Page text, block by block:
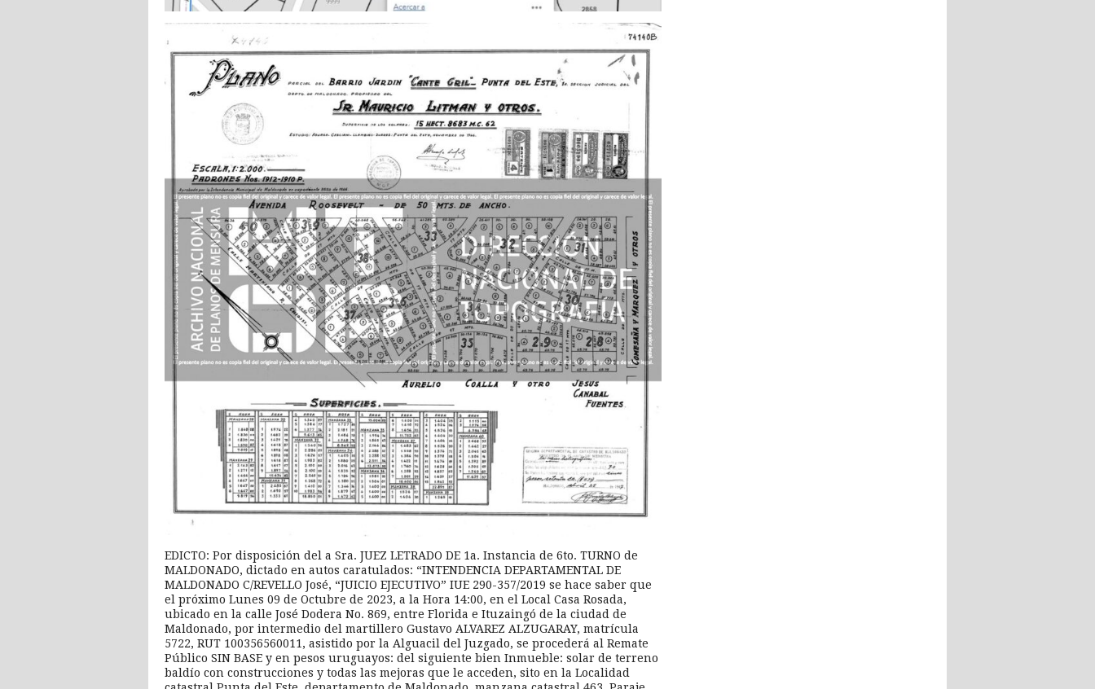
EDICTO: Por disposición del a Sra. JUEZ LETRADO DE 1a. Instancia de 6to. TURNO de
MALDONADO, dictado en autos caratulados: “INTENDENCIA DEPARTAMENTAL DE
MALDONADO C/REVELLO José, “JUICIO EJECUTIVO” IUE 290-357/2019 se hace saber que
el próximo Lunes 09 de Octubre de 2023, a la Hora 14:00, en el Local Casa Rosada,
ubicado en la calle José Dodera No. 869, entre Florida e Ituzaingó de la ciudad de
Maldonado, por intermedio del martillero Gustavo ALVAREZ ALZUGARAY, matrícula
5722, RUT 100356560011, asistido por la Alguacil del Juzgado, se procederá al Remate
Público SIN BASE y en pesos uruguayos: del siguiente bien Inmueble: solar de terreno
baldío con construcciones y todas las mejoras que le acceden, sito en la Localidad